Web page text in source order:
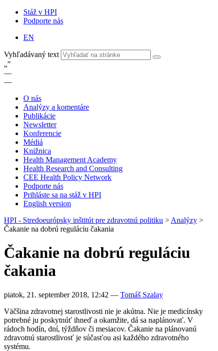
Stáž v HPI
Podporte nás
EN
Vyhľadávaný text
„”
—
—
O nás
Analýzy a komentáre
Publikácie
Newsletter
Konferencie
Médiá
Knižnica
Health Management Academy
Health Research and Consulting
CEE Health Policy Network
Podporte nás
Prihláste sa na stáž v HPI
English version
HPI - Stredoeurópsky inštitút pre zdravotnú politiku > Analýzy >
Čakanie na dobrú reguláciu čakania
Čakanie na dobrú reguláciu
čakania
piatok, 21. september 2018, 12:42 — Tomáš Szalay
Väčšina zdravotnej starostlivosti nie je akútna. Nie je medicínsky
potrebné ju poskytnúť ihneď a okamžite, dá sa naplánovať. V
rádoch hodín, dní, týždňov či mesiacov. Čakanie na plánovanú
zdravotnú starostlivosť je súčasťou asi každého zdravotného
systému.